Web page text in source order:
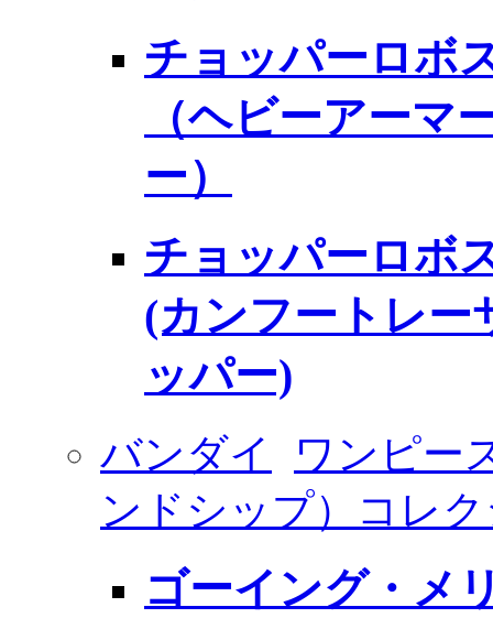
チョッパーロボ
（ヘビーアーマ
ー）
チョッパーロボ
(カンフートレー
ッパー)
バンダイ
ワンピー
ンドシップ）コレ
ゴーイング・メ